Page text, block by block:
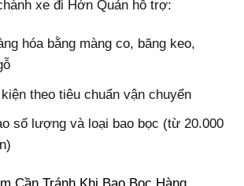
xe đi Hớn Quản hỗ trợ:
hóa bằng màng co, băng keo,
theo tiêu chuẩn vận chuyển
số lượng và loại bao bọc (từ 20.000